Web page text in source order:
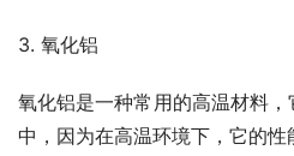
3. 氧化铝
氧化铝是一种常用的高温材料
中，因为在高温环境下，它的性